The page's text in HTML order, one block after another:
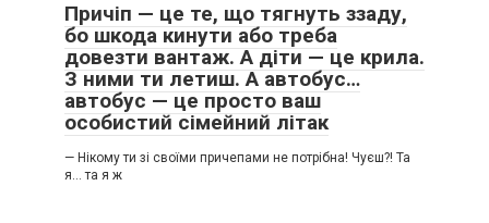
Причіп — це те, що тягнуть ззаду,
бо шкода кинути або треба
довезти вантаж. А діти — це крила.
З ними ти летиш. А автобус…
автобус — це просто ваш
особистий сімейний літак
— Нікому ти зі своїми причепами не потрібна! Чуєш?! Та
я… та я ж